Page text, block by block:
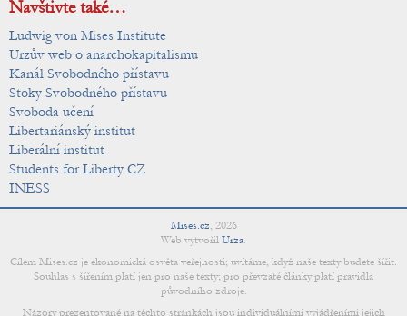
Navštivte také…
Ludwig von Mises Institute
Urzův web o anarchokapitalismu
Kanál Svobodného přístavu
Stoky Svobodného přístavu
Svoboda učení
Libertariánský institut
Liberální institut
Students for Liberty CZ
INESS
Mises.cz, 2026
Web vytvořil Urza.
Cílem Mises.cz je ekonomická osvěta veřejnosti; uvítáme, když naše texty budete šířit.
Souhlas s šířením platí jen pro naše texty; pro převzaté články platí pravidla
původního zdroje.
Názory prezentované na těchto stránkách jsou individuálními vyjádřeními jejich